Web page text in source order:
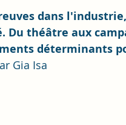
dans l'industrie,
théâtre aux
déterminants
Gia Isa